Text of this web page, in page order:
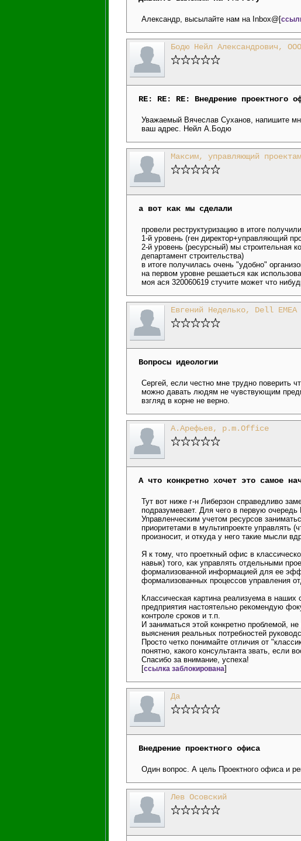
Александр, высылайте нам на Inbox@[
Бодю Нейл Александрович,
RE: RE: RE: Внедрение проектного
Уважаемый Вячеслав Суханов, напишите
ваш адрес. Нейл А.Бодю
Максим, управляющий
а вот как мы сделали
провели реструктуризацию в итоге
1-й уровень (ген директор+управляющий
2-й уровень (ресурсный) мы строительная
департамент строительства)
в итоге получилась очень "удобно"
на первом уровне решаеться как
моя ася 320060619 стучите может что
Евгений Неделько, Dell
Вопросы идеологии
Сергей, если честно мне трудно поверить
можно давать людям не чувствующим
взгляд в корне не верно.
А.Арефьев, p.m.Office
А что конкретно хочет это самое
Тут вот ниже г-н Либерзон справедливо
подразумевает. Для чего в первую
Управленческим учетом ресурсов
приоритетами в мультипроекте управлять
произносит, и откуда у него такие мысли
Я к тому, что проеткный офис в
навык) того, как управлять отдельными
формализованной информацией для ее
формализованных процессов управления
Классическая картина реализуема в
предприятия настоятельно рекомендую
контроле сроков и т.п.
И заниматься этой конкретно проблемой,
выяснения реальных потребностей
Просто четко понимайте отличия от
понятно, какого консультанта звать, если
Спасибо за внимание, успеха!
[ссылка заблокирована]
Да
Внедрение проектного офиса
Один вопрос. А цель Проектного офиса и
Лев Осовский